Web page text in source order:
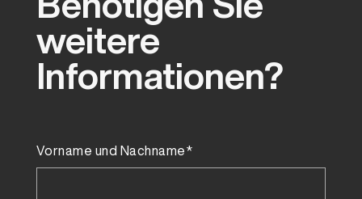
weitere
Informationen?
Vorname und Nachname*